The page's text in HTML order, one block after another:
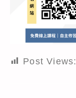
Post Views: